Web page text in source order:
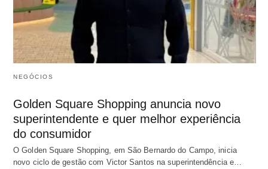
NEGÓCIOS
Golden Square Shopping anuncia novo
superintendente e quer melhor experiência
do consumidor
O Golden Square Shopping, em São Bernardo do Campo, inicia
novo ciclo de gestão com Victor Santos na superintendência e…